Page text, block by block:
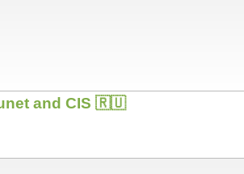
and CIS 🇷🇺